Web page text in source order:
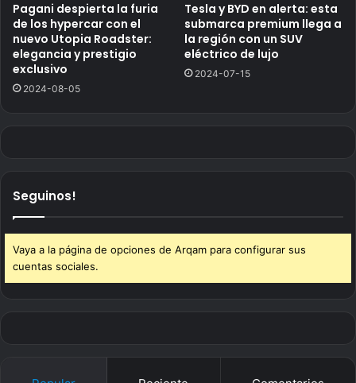
Pagani despierta la furia
de los hypercar con el
nuevo Utopia Roadster:
elegancia y prestigio
exclusivo
2024-08-05
Tesla y BYD en alerta: esta
submarca premium llega a
la región con un SUV
eléctrico de lujo
2024-07-15
Seguinos!
Vaya a la página de opciones de Arqam para configurar sus
cuentas sociales.